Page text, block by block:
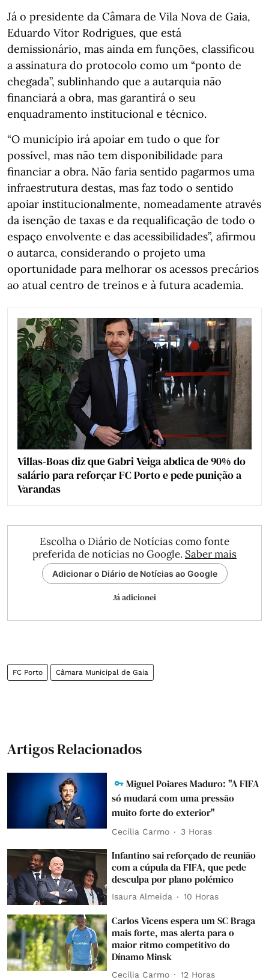
Já o presidente da Câmara de Vila Nova de Gaia,
Eduardo Vítor Rodrigues, que está
demissionário, mas ainda em funções, classificou
a assinatura do protocolo como um “ponto de
chegada”, sublinhando que a autarquia não
financiará a obra, mas garantirá o seu
enquadramento institucional e técnico.
“O município irá apoiar em tudo o que for
possível, mas não tem disponibilidade para
financiar a obra. Não faria sentido pagarmos uma
infraestrutura destas, mas faz todo o sentido
apoiar institucionalmente, nomeadamente através
da isenção de taxas e da requalificação de todo o
espaço envolvente e das acessibilidades”, afirmou
o autarca, considerando o projeto uma
oportunidade para melhorar os acessos precários
ao atual centro de treinos e à futura academia.
Villas-Boas diz que Gabri Veiga abdica de 90% do
salário para reforçar FC Porto e pede punição a
Varandas
Escolha o Diário de Notícias como fonte
preferida de notícias no Google. Saber mais
Adicionar o Diário de Notícias ao Google
Já adicionei
FC Porto Câmara Municipal de Gaia
Artigos Relacionados
Miguel Poiares Maduro: "A FIFA
só mudará com uma pressão
muito forte do exterior"
Cecília Carmo 3 Horas
Infantino sai reforçado de reunião
com a cúpula da FIFA, que pede
desculpa por plano polémico
Isaura Almeida 10 Horas
Carlos Vicens espera um SC Braga
mais forte, mas alerta para o
maior ritmo competitivo do
Dínamo Minsk
Cecília Carmo 12 Horas